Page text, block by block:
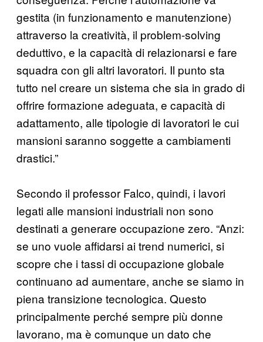
gestita (in funzionamento e manutenzione)
attraverso la creatività, il problem-solving
deduttivo, e la capacità di relazionarsi e fare
squadra con gli altri lavoratori. Il punto sta
tutto nel creare un sistema che sia in grado di
offrire formazione adeguata, e capacità di
adattamento, alle tipologie di lavoratori le cui
mansioni saranno soggette a cambiamenti
drastici.”
Secondo il professor Falco, quindi, i lavori
legati alle mansioni industriali non sono
destinati a generare occupazione zero. “Anzi:
se uno vuole affidarsi ai trend numerici, si
scopre che i tassi di occupazione globale
continuano ad aumentare, anche se siamo in
piena transizione tecnologica. Questo
principalmente perché sempre più donne
lavorano, ma è comunque un dato che